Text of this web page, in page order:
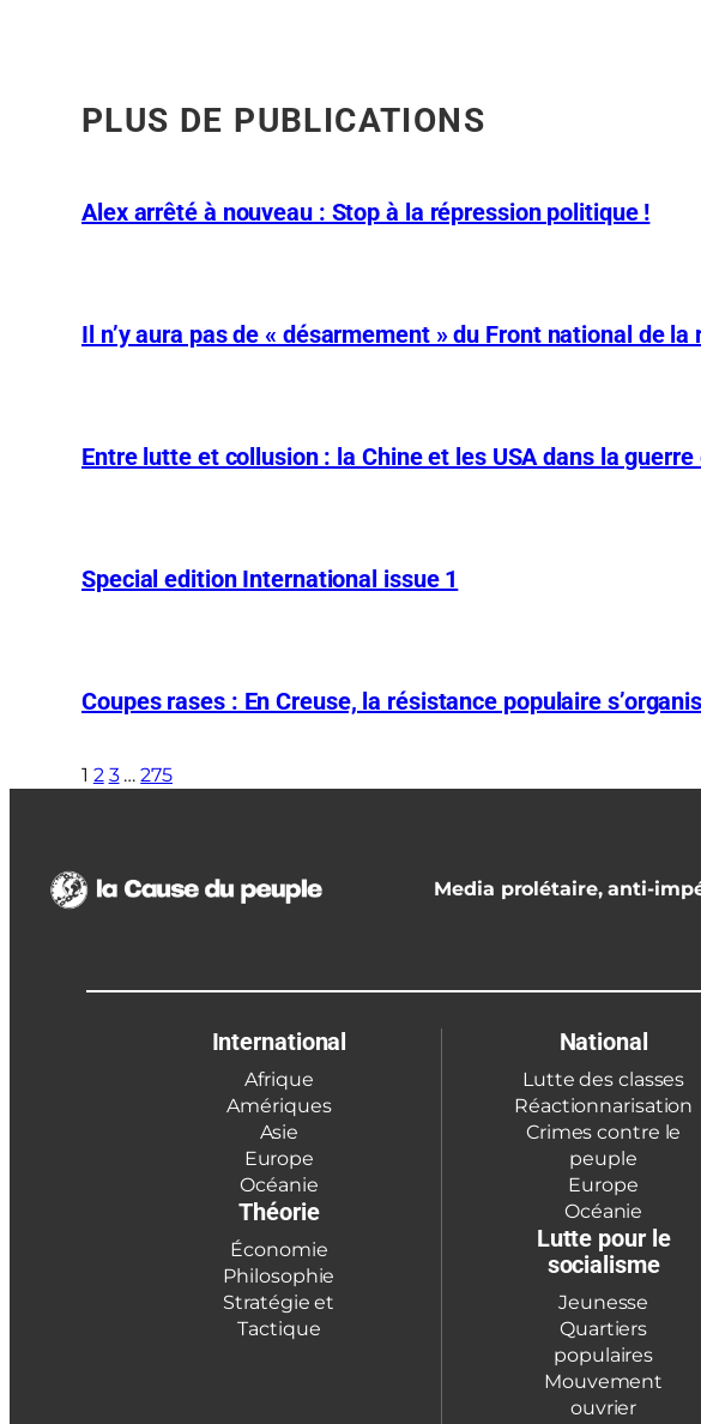
PLUS DE PUBLICATIONS
Alex arrêté à nouveau : Stop à la répression politique !
Il n’y aura pas de « désarmement » du Front national de
Entre lutte et collusion : la Chine et les USA dans la guerre
Special edition International issue 1
Coupes rases : En Creuse, la résistance populaire
1 2 3 … 275
Media prolétaire, anti-
International
Afrique
Amériques
Asie
Europe
Océanie
Théorie
Économie
Philosophie
Stratégie et
Tactique
National
Lutte des classes
Réactionnarisation
Crimes contre le
peuple
Europe
Océanie
Lutte pour le
socialisme
Jeunesse
Quartiers
populaires
Mouvement
ouvrier